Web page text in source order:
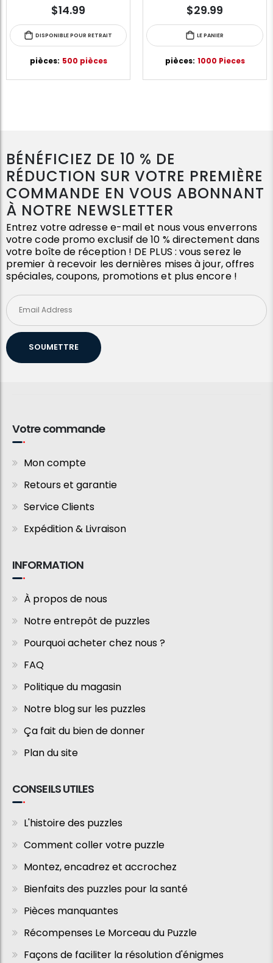
$14.99
DISPONIBLE POUR RETRAIT
pièces: 500 pièces
$29.99
LE PANIER
pièces: 1000 Pieces
BÉNÉFICIEZ DE 10 % DE
RÉDUCTION SUR VOTRE PREMIÈRE
COMMANDE EN VOUS ABONNANT
À NOTRE NEWSLETTER
Entrez votre adresse e-mail et nous vous enverrons
votre code promo exclusif de 10 % directement dans
votre boîte de réception ! DE PLUS : vous serez le
premier à recevoir les dernières mises à jour, offres
spéciales, coupons, promotions et plus encore !
SOUMETTRE
Votre commande
Mon compte
Retours et garantie
Service Clients
Expédition & Livraison
INFORMATION
À propos de nous
Notre entrepôt de puzzles
Pourquoi acheter chez nous ?
FAQ
Politique du magasin
Notre blog sur les puzzles
Ça fait du bien de donner
Plan du site
CONSEILS UTILES
L'histoire des puzzles
Comment coller votre puzzle
Montez, encadrez et accrochez
Bienfaits des puzzles pour la santé
Pièces manquantes
Récompenses Le Morceau du Puzzle
Façons de faciliter la résolution d'énigmes